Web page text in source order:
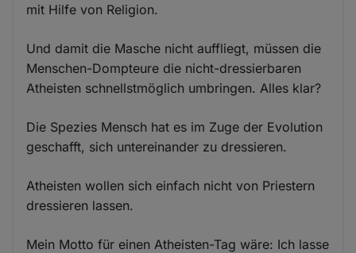
mit Hilfe von Religion.
Und damit die Masche nicht auffliegt, müssen die
Menschen-Dompteure die nicht-dressierbaren
Atheisten schnellstmöglich umbringen. Alles klar?
Die Spezies Mensch hat es im Zuge der Evolution
geschafft, sich untereinander zu dressieren.
Atheisten wollen sich einfach nicht von Priestern
dressieren lassen.
Mein Motto für einen Atheisten-Tag wäre: Ich lasse